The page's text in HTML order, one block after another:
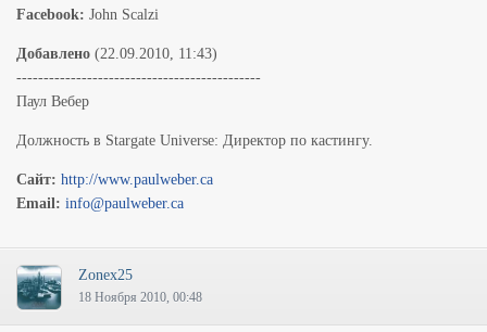
Facebook: John Scalzi
Добавлено (22.09.2010, 11:43)
---------------------------------------------
Паул Вебер
Должность в Stargate Universe: Директор по кастингу.
Cайт: http://www.paulweber.ca
Email: info@paulweber.ca
Zonex25
18 Ноября 2010, 00:48